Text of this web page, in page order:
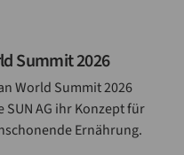
Summit 2026
World Summit 2026
AG ihr Konzept für
Ernährung.